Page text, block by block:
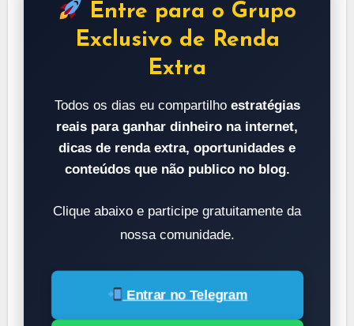
Entre para o Grupo
Exclusivo de Renda
Extra
Todos os dias eu compartilho estratégias
reais para ganhar dinheiro na internet,
dicas de renda extra, oportunidades e
conteúdos que não publico no blog.
Clique abaixo e participe gratuitamente da
nossa comunidade.
Entrar no Telegram